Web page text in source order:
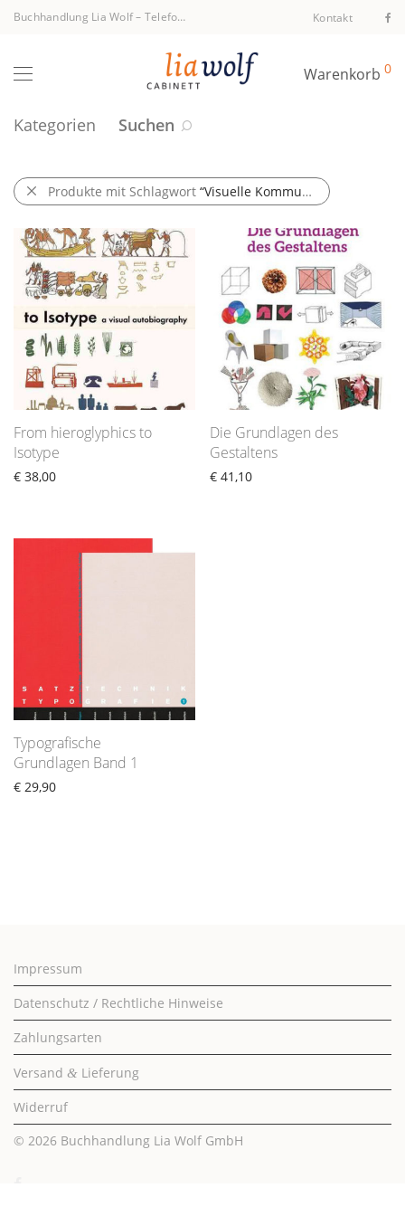
Buchhandlung Lia Wolf– Telefon +43 1 512 40 94 Kontakt
Warenkorb 0
Kategorien Suchen
Produkte mit Schlagwort “Visuelle Kommunikation”
From hieroglyphics to
Isotype
€ 38,00
Die Grundlagen des
Gestaltens
€ 41,10
Typografische
Grundlagen Band 1
€ 29,90
Impressum
Datenschutz / Rechtliche Hinweise
Zahlungsarten
Versand & Lieferung
Widerruf
© 2026 Buchhandlung Lia Wolf GmbH